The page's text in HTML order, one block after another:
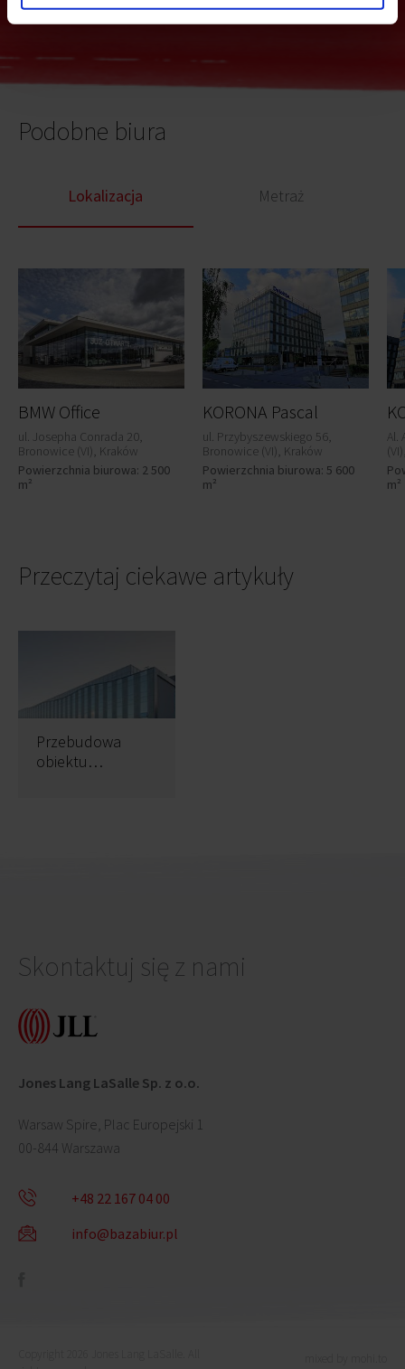
Podobne biura
Lokalizacja Metraż
BMW Office
ul. Josepha Conrada 20,
Bronowice (VI), Kraków
Powierzchnia biurowa: 2 500
m²
KORONA Pascal
ul. Przybyszewskiego 56,
Bronowice (VI), Kraków
Powierzchnia biurowa: 5 600
m²
Al.
m²
Przeczytaj ciekawe artykuły
Przebudowa
obiektu
Skontaktuj się z nami
Jones Lang LaSalle Sp. z o.o.
Warsaw Spire, Plac Europejski 1
00-844 Warszawa
+48 22 167 04 00
info@bazabiur.pl